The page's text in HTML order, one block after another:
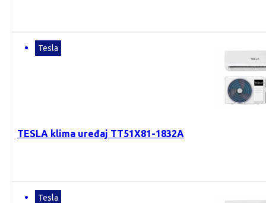
TESLA klima uređaj TT51X81-1832A
Tesla
Tesla